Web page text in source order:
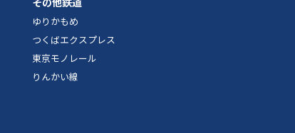
ゆりかもめ
つくばエクスプレス
東京モノレール
りんかい線